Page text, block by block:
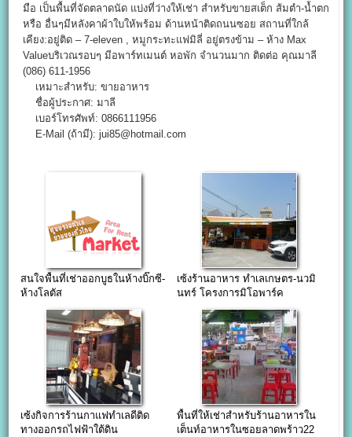
มือ เป็นพื้นที่จัดตลาดนัด แบ่งที่ว่างให้เช่า สำหรับขายสเต็ก ส้มตำ-น้ำตก
หรือ อื่นๆมีหลังคาผ้าใบให้พร้อม ด้านหน้าติดถนนซอย สถานที่ใกล้
เคียง:อยู่ติด – 7-eleven , หมูกระทะแฟมิลี่ อยู่ตรงข้าม – ห้าง Max
Valueบริเวณรอบๆ มีอพาร์ทเมนต์ หอพัก จำนวนมาก ติดต่อ คุณมาลี
(086) 611-1956
เหมาะสำหรับ: ขายอาหาร
ชื่อผู้ประกาศ: มาลี
เบอร์โทรศัพท์: 0866111956
E-Mail (ถ้ามี): jui85@hotmail.com
สนใจพื้นที่เช่าออกบูธในห้างบิ๊กซี-
ห้างโลตัส
เซ้งร้านอาหาร ทำเลเกษตร-นวมิ
นทร์ โครงการมิโอพาร์ค
เซ้งกิจการร้านกาแฟทำเลดีติด
ทางออกรถไฟฟ้าใต้ดิน
พื้นที่ให้เช่าสำหรับร้านอาหารใน
เต็นท์อาหารในซอยลาดพร้าว22